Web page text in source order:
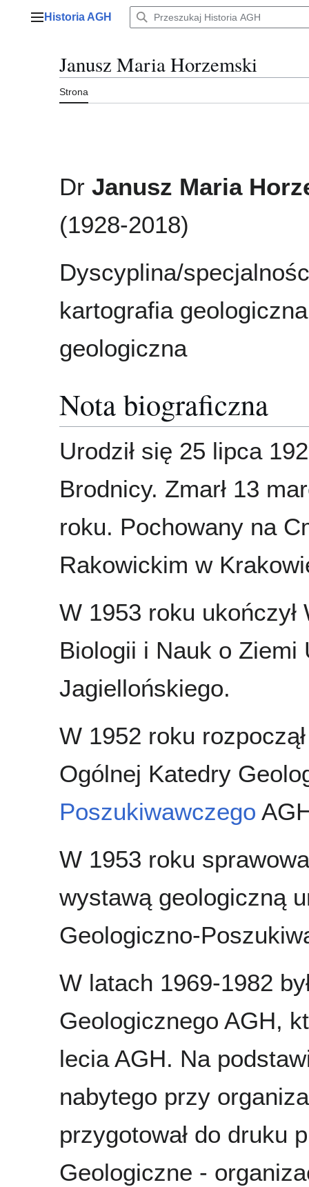
Menu główne
Historia AGH
Janusz Maria Horzemski
Strona
Dr Janusz Maria
(1928-2018)
Dyscyplina/
kartografia
geologiczna
Nota biograficzna
Urodził się 25 lipca
Brodnicy. Zmarł 13
roku. Pochowany na
Rakowickim w
W 1953 roku ukończył
Biologii i Nauk o Ziemi
Jagiellońskiego.
W 1952 roku
Ogólnej Katedry
Poszukiwawczego
W 1953 roku
wystawą geologiczną
Geologiczno-
W latach 1969-1982
Geologicznego AGH,
lecia AGH. Na
nabytego przy
przygotował do druku
Geologiczne -